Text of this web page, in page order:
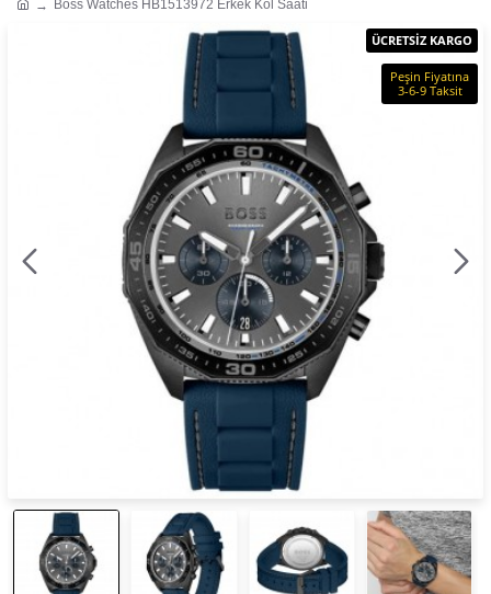
Boss Watches HB1513972 Erkek Kol Saati
ÜCRETSİZ KARGO
Peşin Fiyatına
3-6-9 Taksit